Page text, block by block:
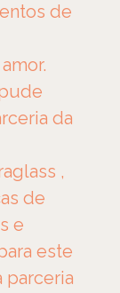
de
da
,
de
e
este
parceria